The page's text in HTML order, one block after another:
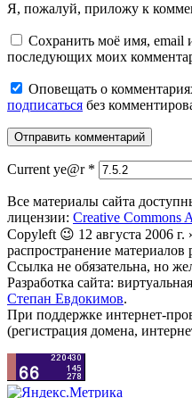
Я, пожалуй, приложу к
Сохранить моё имя, email
последующих моих
Оповещать о
подписаться без
Current ye@r *
Все материалы сайта
лицензии: Creative Commons
Copyleft 😉 12 августа 2006
распространение
Ссылка не обязательна, но
Разработка сайта:
Степан Евдокимов.
При поддержке интернет-
(регистрация домена,